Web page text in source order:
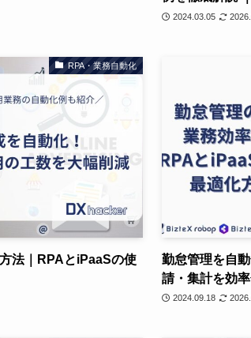
2024.03.05
RPA・業務自動化
法｜RPAとiPaaSの使
勤怠管理を自
請・集計を効
2024.09.18